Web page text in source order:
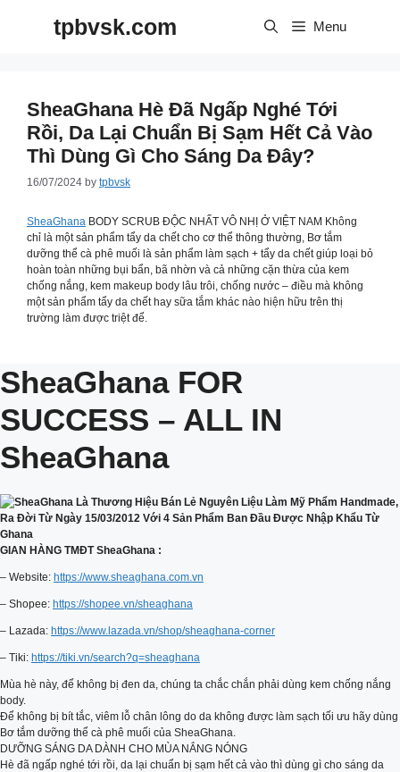
tpbvsk.com Menu
SheaGhana Hè Đã Ngấp Nghé Tới
Rồi, Da Lại Chuẩn Bị Sạm Hết Cả Vào
Thì Dùng Gì Cho Sáng Da Đây?
16/07/2024 by tpbvsk
SheaGhana BODY SCRUB ĐỘC NHẤT VÔ NHỊ Ở VIỆT NAM Không
chỉ là một sản phẩm tẩy da chết cho cơ thể thông thường, Bơ tắm
dưỡng thể cà phê muối là sản phẩm làm sạch + tẩy da chết giúp loại bỏ
hoàn toàn những bụi bẩn, bã nhờn và cả những cặn thừa của kem
chống nắng, kem makeup body lâu trôi, chống nước – điều mà không
một sản phẩm tẩy da chết hay sữa tắm khác nào hiện hữu trên thị
trường làm được triệt để.
SheaGhana FOR
SUCCESS – ALL IN
SheaGhana
GIAN HÀNG TMĐT SheaGhana :
– Website: https://www.sheaghana.com.vn
– Shopee: https://shopee.vn/sheaghana
– Lazada: https://www.lazada.vn/shop/sheaghana-corner
– Tiki: https://tiki.vn/search?q=sheaghana
Mùa hè này, để không bị đen da, chúng ta chắc chắn phải dùng kem chống nắng
body.
Để không bị bít tắc, viêm lỗ chân lông do da không được làm sạch tối ưu hãy dùng
Bơ tắm dưỡng thể cà phê muối của SheaGhana.
DƯỠNG SÁNG DA DÀNH CHO MÙA NẮNG NÓNG
Hè đã ngấp nghé tới rồi, da lại chuẩn bị sạm hết cả vào thì dùng gì cho sáng da